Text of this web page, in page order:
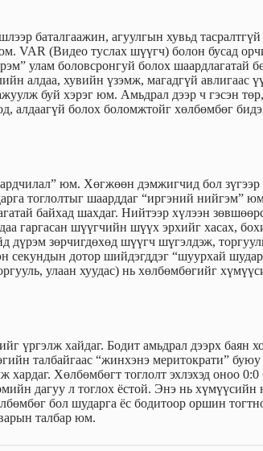
баталгаажин, агуулгын хувьд
VAR (Видео туслах шүүгч) болон бусад
улам боловсронгуй болох шаардлагатай
алдаа, хувийн үзэмж, магадгүй авлигаас
буй хэрэг юм. Амьдрал дээр ч гэсэн төр,
алдаагүй болох боломжтойг хөлбөмбөг
юм. Хөгжөөн дэмжигчид бол зүгээр
тоглолтыг шаарддаг “иргэний нийгэм”
байхад шахдаг. Нийтээр хүлээн
гаргасан шүүгчийн шүүх эрхийг хасах,
дүрэм зөрчигдөхөд шүүгч шүгэлдэж,
секундын дотор шийдэгддэг “шуурхай
улаан хуудас) нь хөлбөмбөгийг
үргэлж хайдаг. Бодит амьдрал дээрх баян
талбайгаас “жинхэнэ меритократи”
хардаг. Хөлбөмбөгт тоглолт эхлэхэд оноо
дагуу л тоглох ёстой. Энэ нь хүмүүсийн
бол шударга ёс бодитоор оршин
талбар юм.